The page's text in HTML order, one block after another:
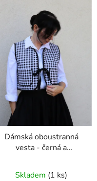
Dámská oboustranná
vesta - černá a
Skladem (1 ks)